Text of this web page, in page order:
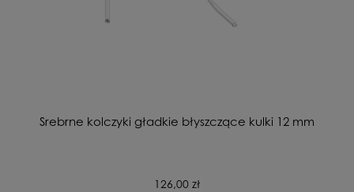
Srebrne kolczyki gładkie błyszczące kulki 12 mm
126,00 zł